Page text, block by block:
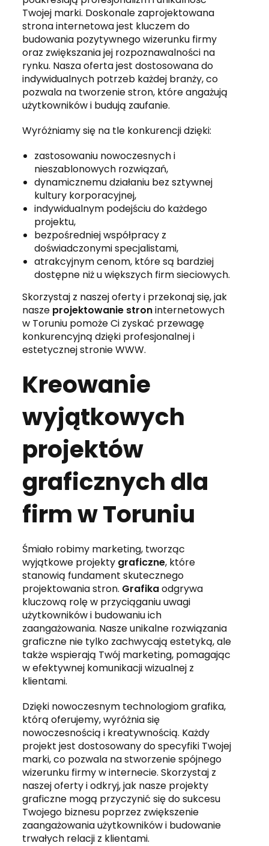
Twojej marki. Doskonale zaprojektowana
strona internetowa jest kluczem do
budowania pozytywnego wizerunku firmy
oraz zwiększania jej rozpoznawalności na
rynku. Nasza oferta jest dostosowana do
indywidualnych potrzeb każdej branży, co
pozwala na tworzenie stron, które angażują
użytkowników i budują zaufanie.
Wyróżniamy się na tle konkurencji dzięki:
zastosowaniu nowoczesnych i
nieszablonowych rozwiązań,
dynamicznemu działaniu bez sztywnej
kultury korporacyjnej,
indywidualnym podejściu do każdego
projektu,
bezpośredniej współpracy z
doświadczonymi specjalistami,
atrakcyjnym cenom, które są bardziej
dostępne niż u większych firm sieciowych.
Skorzystaj z naszej oferty i przekonaj się, jak
nasze projektowanie stroninternetowych
w Toruniu pomoże Ci zyskać przewagę
konkurencyjną dzięki profesjonalnej i
estetycznej stronie WWW.
Kreowanie
wyjątkowych
projektów
graficznych dla
firm w Toruniu
Śmiało robimy marketing, tworząc
wyjątkowe projekty graficzne, które
stanowią fundament skutecznego
projektowania stron. Grafikaodgrywa
kluczową rolę w przyciąganiu uwagi
użytkowników i budowaniu ich
zaangażowania. Nasze unikalne rozwiązania
graficzne nie tylko zachwycają estetyką, ale
także wspierają Twój marketing, pomagając
w efektywnej komunikacji wizualnej z
klientami.
Dzięki nowoczesnym technologiom grafika,
którą oferujemy, wyróżnia się
nowoczesnością i kreatywnością. Każdy
projekt jest dostosowany do specyfiki Twojej
marki, co pozwala na stworzenie spójnego
wizerunku firmy w internecie. Skorzystaj z
naszej oferty i odkryj, jak nasze projekty
graficzne mogą przyczynić się do sukcesu
Twojego biznesu poprzez zwiększenie
zaangażowania użytkowników i budowanie
trwałych relacji z klientami.